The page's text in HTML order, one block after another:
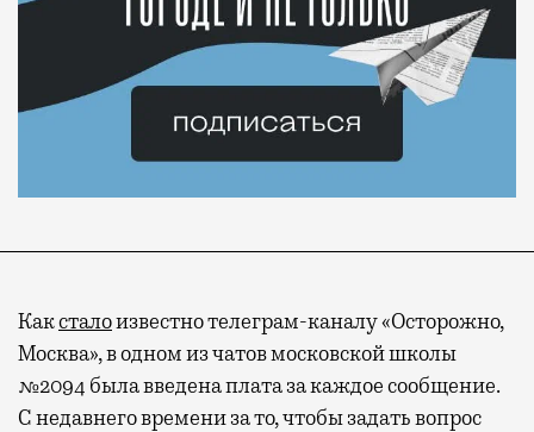
Каксталоизвестно телеграм-каналу «Осторожно,
Москва», в одном из чатов московской школы
№2094 была введена плата за каждое сообщение.
С недавнего времени за то, чтобы задать вопрос